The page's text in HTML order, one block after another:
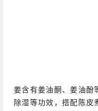
姜含有姜油酮、姜油酚
除湿等功效，搭配陈皮